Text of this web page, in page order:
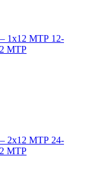
12-
MTP
24-
MTP